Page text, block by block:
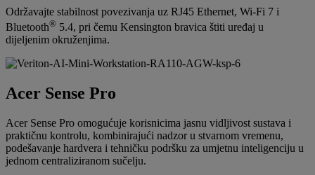
Održavajte stabilnost povezivanja uz RJ45 Ethernet, Wi-Fi 7 i
Bluetooth® 5.4, pri čemu Kensington bravica štiti uređaj u
dijeljenim okruženjima.
Acer Sense Pro
Acer Sense Pro omogućuje korisnicima jasnu vidljivost sustava i
praktičnu kontrolu, kombinirajući nadzor u stvarnom vremenu,
podešavanje hardvera i tehničku podršku za umjetnu inteligenciju u
jednom centraliziranom sučelju.